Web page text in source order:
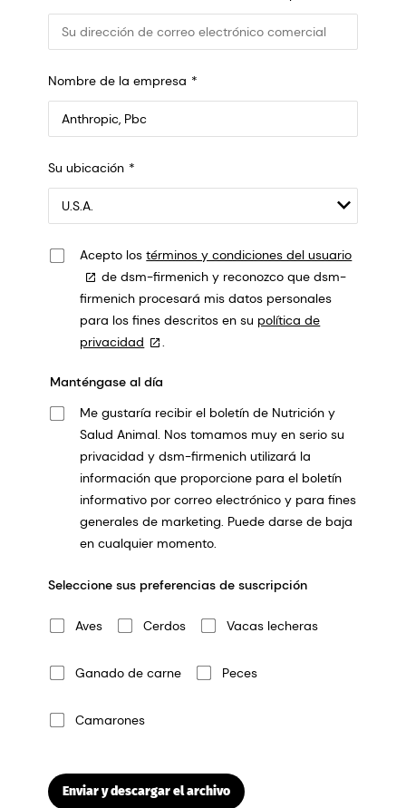
Nombre de la empresa
548 Market St Pmb 90375, San Francisco, California, US
Su ubicación
Acepto lostérminos y condiciones del usuario
de dsm-firmenich y reconozco que dsm-
firmenich procesará mis datos personales
para los fines descritos en su política de
privacidad
.
Manténgase al día
Me gustaría recibir el boletín de Nutrición y
Salud Animal. Nos tomamos muy en serio su
privacidad y dsm-firmenich utilizará la
información que proporcione para el boletín
informativo por correo electrónico y para fines
generales de marketing. Puede darse de baja
en cualquier momento.
Seleccione sus preferencias de suscripción
Aves Cerdos Vacas lecheras
Ganado de carne Peces
Camarones
Enviar y descargar el archivo